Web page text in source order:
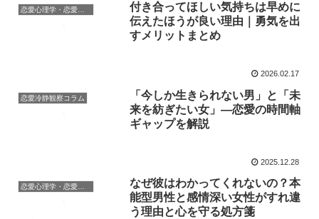
恋愛心理学・恋愛の科学
付き合ってほしい気持ちは早めに
伝えたほうが良い理由｜勇気を出
すメリットまとめ
2026.02.17
恋愛冷静観察コラム
「今しか生きられない男」と「未
来を紡ぎたい女」—恋愛の時間軸
ギャップを解説
2025.12.28
恋愛心理学・恋愛の科学
なぜ彼はわかってくれないの？本
能型男性と感情深い女性がすれ違
う理由と心を守る処方箋